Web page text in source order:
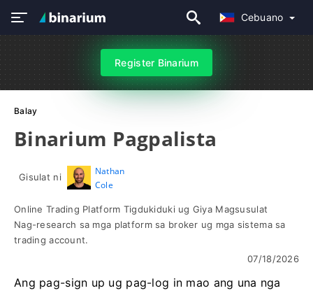
Cebuano
Register Binarium
Balay
Binarium Pagpalista
Gisulat ni
Nathan
Cole
Online Trading Platform Tigdukiduki ug Giya Magsusulat
Nag-research sa mga platform sa broker ug mga sistema sa
trading account.
07/18/2026
Ang pag-sign up ug pag-log in mao ang una nga